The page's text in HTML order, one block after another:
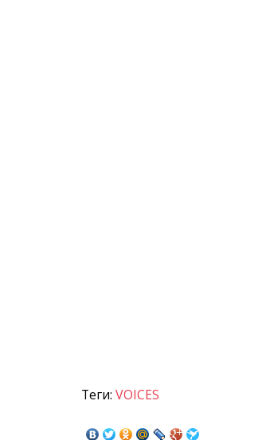
Теги: VOICES